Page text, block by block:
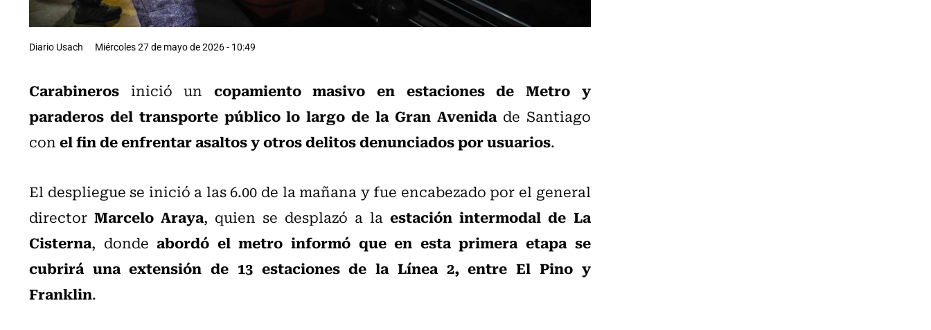
Diario Usach Miércoles 27 de mayo de 2026 - 10:49
Carabineros inició un copamiento masivo en estaciones de Metro y
paraderos del transporte público lo largo de la Gran Avenidade Santiago
conel fin de enfrentar asaltos y otros delitos denunciados por usuarios.
El despliegue se inició a las 6.00 de la mañana y fue encabezado por el general
directorMarcelo Araya, quien se desplazó a laestación intermodal de La
Cisterna, dondeabordó el metro informó que en esta primera etapa se
cubrirá una extensión de 13 estaciones de la Línea 2, entre El Pino y
Franklin.